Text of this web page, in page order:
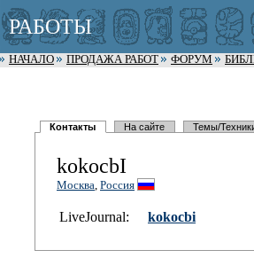
РАБОТЫ
НАЧАЛО ПРОДАЖА РАБОТ ФОРУМ
Контакты На сайте Темы/
kokocbI
Москва, Россия
LiveJournal: kokocbi